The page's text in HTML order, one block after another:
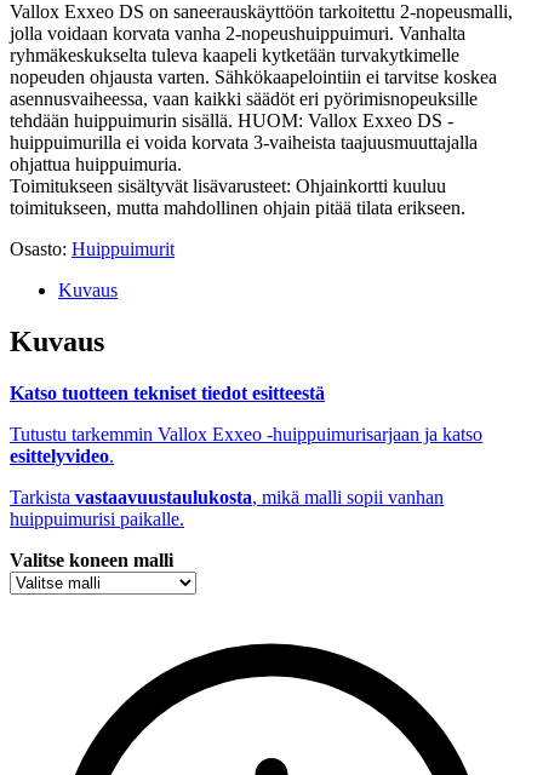
Vallox Exxeo DS on saneerauskäyttöön tarkoitettu 2-nopeusmalli,
jolla voidaan korvata vanha 2-nopeushuippuimuri. Vanhalta
ryhmäkeskukselta tuleva kaapeli kytketään turvakytkimelle
nopeuden ohjausta varten. Sähkökaapelointiin ei tarvitse koskea
asennusvaiheessa, vaan kaikki säädöt eri pyörimisnopeuksille
tehdään huippuimurin sisällä. HUOM: Vallox Exxeo DS -
huippuimurilla ei voida korvata 3-vaiheista taajuusmuuttajalla
ohjattua huippuimuria.
Toimitukseen sisältyvät lisävarusteet: Ohjainkortti kuuluu
toimitukseen, mutta mahdollinen ohjain pitää tilata erikseen.
Osasto: Huippuimurit
Kuvaus
Kuvaus
Katso tuotteen tekniset tiedot esitteestä
Tutustu tarkemmin Vallox Exxeo -huippuimurisarjaan ja katso
esittelyvideo.
Tarkista vastaavuustaulukosta, mikä malli sopii vanhan
huippuimurisi paikalle.
Valitse koneen malli